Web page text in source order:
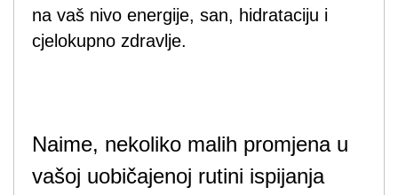
na vaš nivo energije, san, hidrataciju i
cjelokupno zdravlje.
Naime, nekoliko malih promjena u
vašoj uobičajenoj rutini ispijanja